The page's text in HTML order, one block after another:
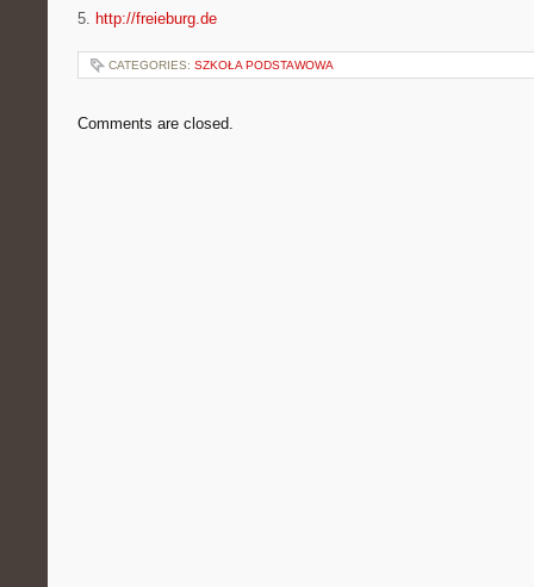
5. http://freieburg.de
CATEGORIES: SZKOŁA PODSTAWOWA
Comments are closed.